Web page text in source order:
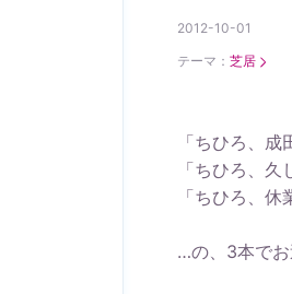
2012-10-01
テーマ： 芝居
「ちひろ、成
「ちひろ、久
「ちひろ、休
…の、3本で